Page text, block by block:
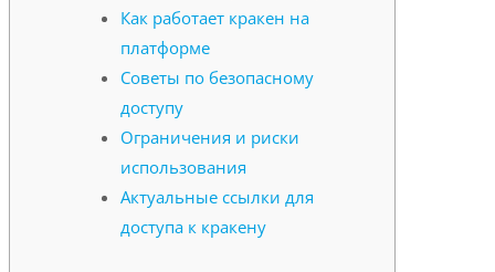
Как работает кракен на
платформе
Советы по безопасному
доступу
Ограничения и риски
использования
Актуальные ссылки для
доступа к кракену